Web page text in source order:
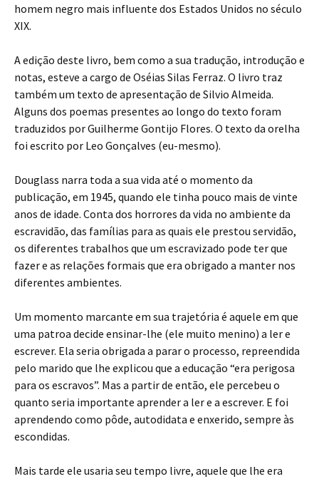
homem negro mais influente dos Estados Unidos no século
XIX.
A edição deste livro, bem como a sua tradução, introdução e
notas, esteve a cargo de Oséias Silas Ferraz. O livro traz
também um texto de apresentação de Silvio Almeida.
Alguns dos poemas presentes ao longo do texto foram
traduzidos por Guilherme Gontijo Flores. O texto da orelha
foi escrito por Leo Gonçalves (eu-mesmo).
Douglass narra toda a sua vida até o momento da
publicação, em 1945, quando ele tinha pouco mais de vinte
anos de idade. Conta dos horrores da vida no ambiente da
escravidão, das famílias para as quais ele prestou servidão,
os diferentes trabalhos que um escravizado pode ter que
fazer e as relações formais que era obrigado a manter nos
diferentes ambientes.
Um momento marcante em sua trajetória é aquele em que
uma patroa decide ensinar-lhe (ele muito menino) a ler e
escrever. Ela seria obrigada a parar o processo, repreendida
pelo marido que lhe explicou que a educação “era perigosa
para os escravos”. Mas a partir de então, ele percebeu o
quanto seria importante aprender a ler e a escrever. E foi
aprendendo como pôde, autodidata e enxerido, sempre às
escondidas.
Mais tarde ele usaria seu tempo livre, aquele que lhe era